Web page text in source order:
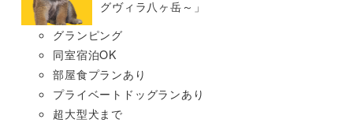
グヴィラ八ヶ岳～」
グランピング
同室宿泊OK
部屋食プランあり
プライベートドッグランあり
超大型犬まで